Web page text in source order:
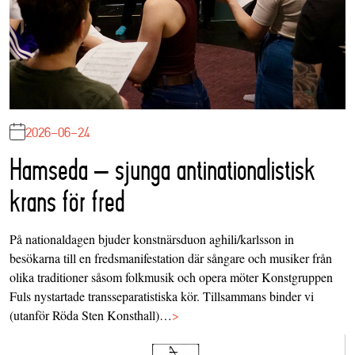
2026-06-24
Hamseda – sjunga antinationalistisk
krans för fred
På nationaldagen bjuder konstnärsduon aghili/karlsson in
besökarna till en fredsmanifestation där sångare och musiker från
olika traditioner såsom folkmusik och opera möter Konstgruppen
Fuls nystartade transseparatistiska kör. Tillsammans binder vi
(utanför Röda Sten Konsthall)…>